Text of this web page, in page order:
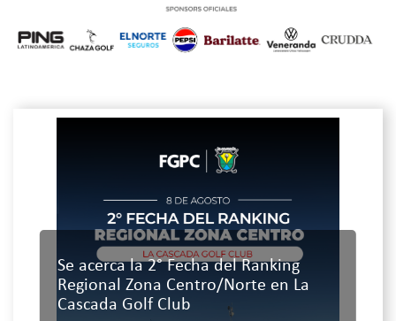
Se acerca la 2° Fecha del Ranking
Regional Zona Centro/Norte en La
Cascada Golf Club